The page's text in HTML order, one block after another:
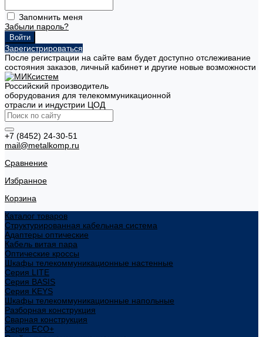
Запомнить меня
Забыли пароль?
Зарегистрироваться
После регистрации на сайте вам будет доступно отслеживание
состояния заказов, личный кабинет и другие новые возможности
Российский производитель
оборудования для телекоммуникационной
отрасли и индустрии ЦОД
+7 (8452) 24-30-51
mail@metalkomp.ru
Сравнение
Избранное
Корзина
Каталог товаров
Структурированная кабельная система
Адаптеры оптические
Кабель витая пара
Оптические кроссы
Шкафы телекоммуникационные настенные
Cерия LITE
Cерия BASIS
Cерия KEYS
Шкафы телекоммуникационные напольные
Разборная конструкция
Сварная конструкция
Серия ECO+